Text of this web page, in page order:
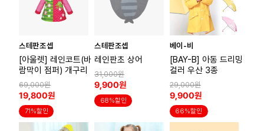
스테판조셉
[아울렛] 레인코트(바
람막이 점퍼) 개구리
69,000원
19,800원
71%할인
스테판조셉
레인판초 상어
31,000원
9,900원
68%할인
베이-비
[BAY-B] 아동 드리밍
컬러 우산 3종
29,000원
9,900원
66%할인